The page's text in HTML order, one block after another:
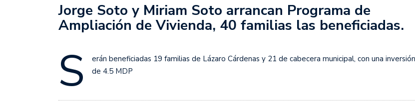
Jorge Soto y Miriam Soto arrancan Programa de
Ampliación de Vivienda, 40 familias las beneficiadas.
S
erán beneficiadas 19 familias de Lázaro Cárdenas y 21 de cabecera municipal, con una inversión
de 4.5 MDP